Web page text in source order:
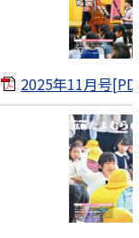
2025年11月号